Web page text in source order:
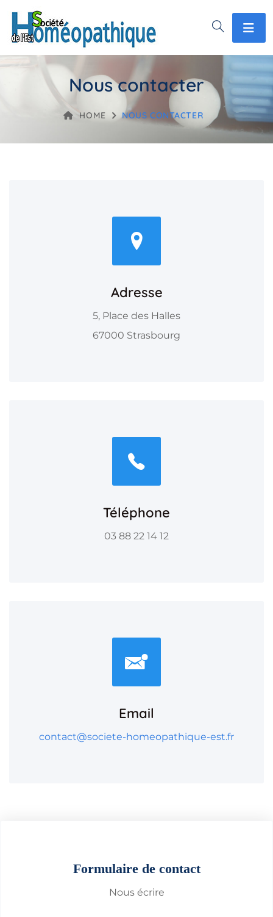
Nous contacter
HOME NOUS CONTACTER
Adresse
5, Place des Halles
67000 Strasbourg
Téléphone
03 88 22 14 12
Email
contact@societe-homeopathique-est.fr
Formulaire de contact
Nous écrire